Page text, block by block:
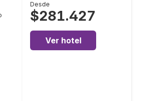
Desde
$281.427
Ver hotel